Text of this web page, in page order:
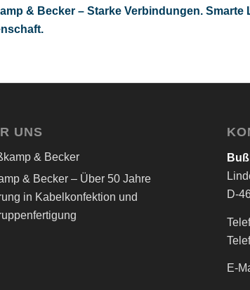
& Becker – Starke Verbindungen. Smarte
UNS
& Becker – Über 50 Jahre
in Kabelkonfektion und
D-
E-